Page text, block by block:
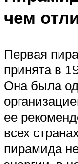
чем
Первая
принята в
Она была
ее
всех
пирамида